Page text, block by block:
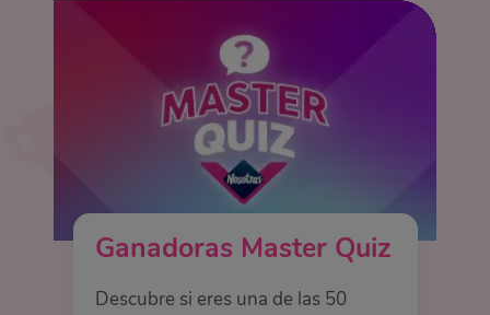
Ganadoras Master Quiz
Descubre si eres una de las 50